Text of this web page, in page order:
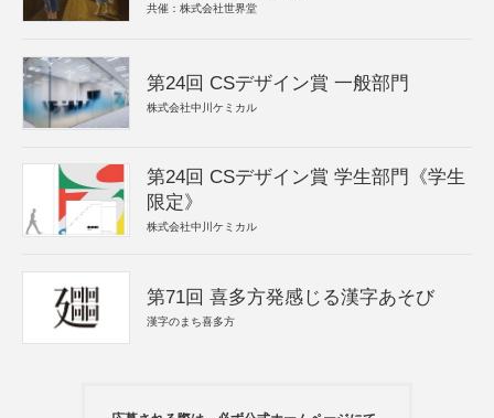
共催：株式会社世界堂
第24回 CSデザイン賞 一般部門
株式会社中川ケミカル
第24回 CSデザイン賞 学生部門《学生
限定》
株式会社中川ケミカル
第71回 喜多方発感じる漢字あそび
漢字のまち喜多方